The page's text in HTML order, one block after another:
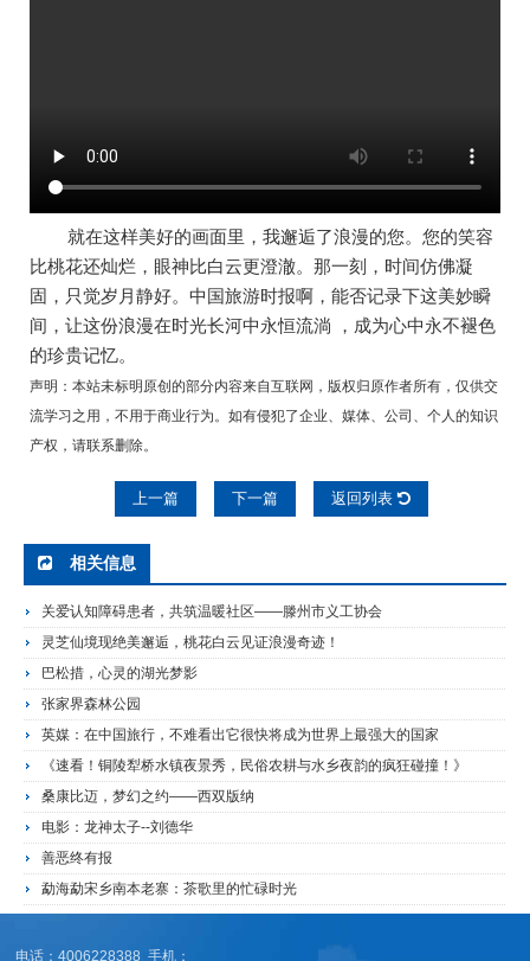
就在这样美好的画面里，我邂逅了浪漫的您。您的笑容
比桃花还灿烂，眼神比白云更澄澈。那一刻，时间仿佛凝
固，只觉岁月静好。中国旅游时报啊，能否记录下这美妙瞬
间，让这份浪漫在时光长河中永恒流淌 ，成为心中永不褪色
的珍贵记忆。
声明：本站未标明原创的部分内容来自互联网，版权归原作者所有，仅供交
流学习之用，不用于商业行为。如有侵犯了企业、媒体、公司、个人的知识
产权，请联系删除。
上一篇 下一篇 返回列表
相关信息
关爱认知障碍患者，共筑温暖社区——滕州市义工协会
灵芝仙境现绝美邂逅，桃花白云见证浪漫奇迹！
巴松措，心灵的湖光梦影
张家界森林公园
英媒：在中国旅行，不难看出它很快将成为世界上最强大的国家
《速看！铜陵犁桥水镇夜景秀，民俗农耕与水乡夜韵的疯狂碰撞！》
桑康比迈，梦幻之约——西双版纳
电影：龙神太子--刘德华
善恶终有报
勐海勐宋乡南本老寨：茶歌里的忙碌时光
电话：4006228388 手机：